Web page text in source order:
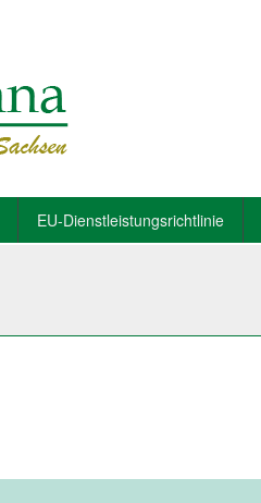
EU-Dienstleistungsrichtlinie